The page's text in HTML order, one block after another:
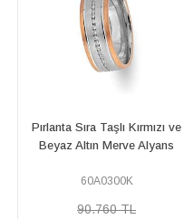
Pırlanta Sıra Taşlı Kırmızı ve
Beyaz Altın Alyans
60A0180K
101.600 TL